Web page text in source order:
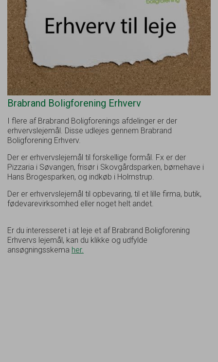
Brabrand Boligforening Erhverv
I flere af Brabrand Boligforenings afdelinger er der
erhvervslejemål. Disse udlejes gennem Brabrand
Boligforening Erhverv.
Der er erhvervslejemål til forskellige formål. Fx er der
Pizzaria i Søvangen, frisør i Skovgårdsparken, børnehave i
Hans Brogesparken, og indkøb i Holmstrup.
Der er erhvervslejemål til opbevaring, til et lille firma, butik,
fødevarevirksomhed eller noget helt andet.
Er du interesseret i at leje et af Brabrand Boligforening
Erhvervs lejemål, kan du klikke og udfylde
ansøgningsskema her.